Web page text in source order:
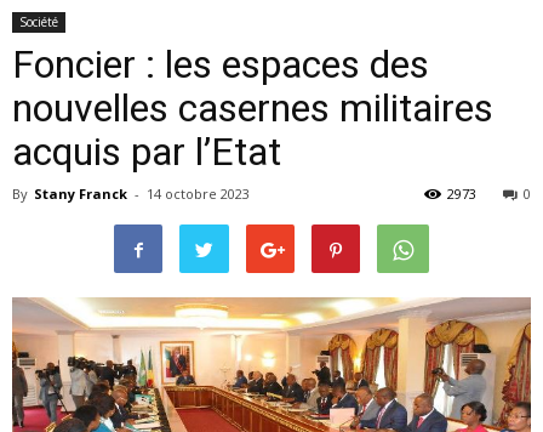
Société
Foncier : les espaces des
nouvelles casernes militaires
acquis par l’Etat
By Stany Franck - 14 octobre 2023 0
2973